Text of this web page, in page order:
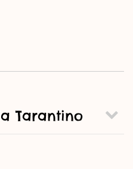
Tarantino